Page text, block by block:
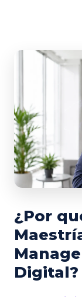
¿Por
Digital?